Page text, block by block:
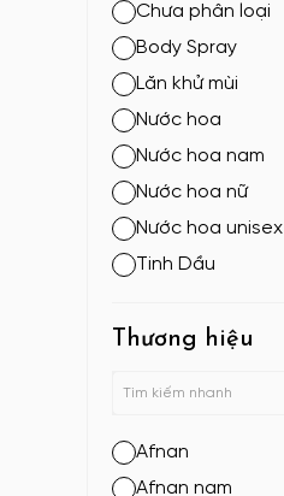
Chưa phân loại
Body Spray
Lăn khử mùi
Nước hoa
Nước hoa nam
Nước hoa nữ
Nước hoa unisex
Tinh Dầu
Thương hiệu
Afnan
Afnan nam